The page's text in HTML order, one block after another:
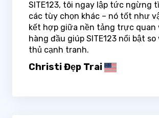
SITE123, tôi ngay lập tức ngừng
các tùy chọn khác – nó tốt như
kết hợp giữa nền tảng trực quan
hàng đầu giúp SITE123 nổi bật
thủ cạnh tranh.
Christi Đẹp Trai